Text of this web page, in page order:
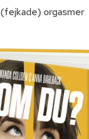
(fejkade) orgasmer